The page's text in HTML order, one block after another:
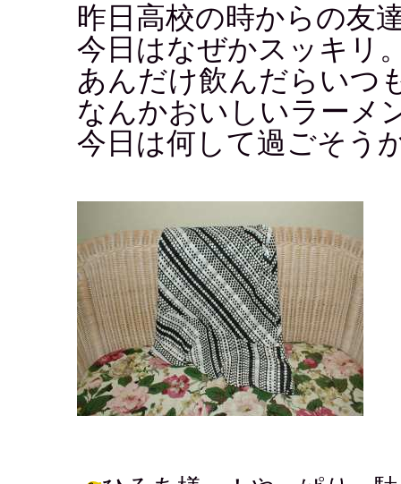
昨日高校の時からの友
今日はなぜかスッキリ
あんだけ飲んだらいつ
なんかおいしいラーメ
今日は何して過ごそう